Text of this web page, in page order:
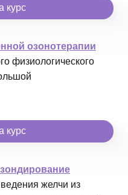
курс
озонотерапии
физиологического
курс
желчи из